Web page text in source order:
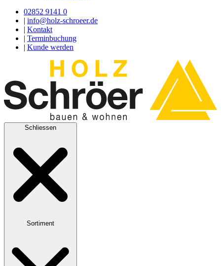
02852 9141 0
info@holz-schroeer.de
Kontakt
Terminbuchung
Kunde werden
Schliessen
Sortiment